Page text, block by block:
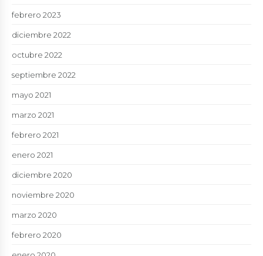
febrero 2023
diciembre 2022
octubre 2022
septiembre 2022
mayo 2021
marzo 2021
febrero 2021
enero 2021
diciembre 2020
noviembre 2020
marzo 2020
febrero 2020